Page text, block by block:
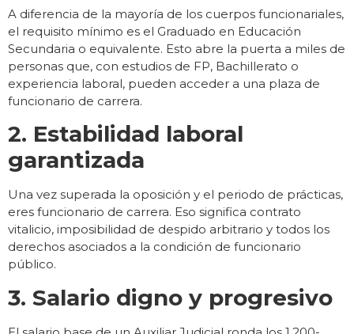
A diferencia de la mayoría de los cuerpos funcionariales,
el requisito mínimo es el Graduado en Educación
Secundaria o equivalente. Esto abre la puerta a miles de
personas que, con estudios de FP, Bachillerato o
experiencia laboral, pueden acceder a una plaza de
funcionario de carrera.
2. Estabilidad laboral
garantizada
Una vez superada la oposición y el periodo de prácticas,
eres funcionario de carrera. Eso significa contrato
vitalicio, imposibilidad de despido arbitrario y todos los
derechos asociados a la condición de funcionario
público.
3. Salario digno y progresivo